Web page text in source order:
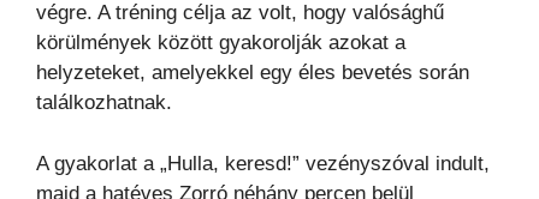
végre. A tréning célja az volt, hogy valósághű
körülmények között gyakorolják azokat a
helyzeteket, amelyekkel egy éles bevetés során
találkozhatnak.
A gyakorlat a „Hulla, keresd!” vezényszóval indult,
majd a hatéves Zorró néhány percen belül